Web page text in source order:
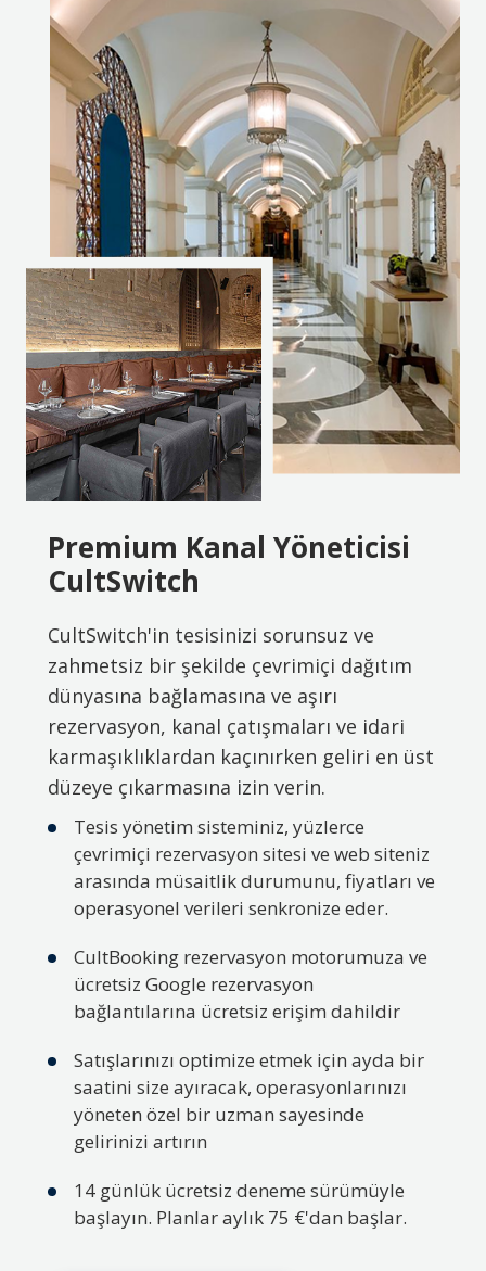
Premium Kanal Yöneticisi
CultSwitch
CultSwitch'in tesisinizi sorunsuz ve
zahmetsiz bir şekilde çevrimiçi dağıtım
dünyasına bağlamasına ve aşırı
rezervasyon, kanal çatışmaları ve idari
karmaşıklıklardan kaçınırken geliri en üst
düzeye çıkarmasına izin verin.
Tesis yönetim sisteminiz, yüzlerce
çevrimiçi rezervasyon sitesi ve web siteniz
arasında müsaitlik durumunu, fiyatları ve
operasyonel verileri senkronize eder.
CultBooking rezervasyon motorumuza ve
ücretsiz Google rezervasyon
bağlantılarına ücretsiz erişim dahildir
Satışlarınızı optimize etmek için ayda bir
saatini size ayıracak, operasyonlarınızı
yöneten özel bir uzman sayesinde
gelirinizi artırın
14 günlük ücretsiz deneme sürümüyle
başlayın. Planlar aylık 75 €'dan başlar.